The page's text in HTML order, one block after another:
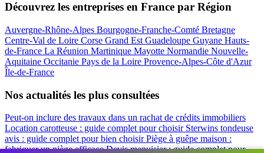
Découvrez les entreprises en France par Région
Auvergne-Rhône-Alpes Bourgogne-Franche-Comté Bretagne
Centre-Val de Loire Corse Grand Est Guadeloupe Guyane Hauts-
de-France La Réunion Martinique Mayotte Normandie Nouvelle-
Aquitaine Occitanie Pays de la Loire Provence-Alpes-Côte d'Azur
Île-de-France
Nos actualités les plus consultées
Peut-on inclure des travaux dans un rachat de crédits immobiliers
Location carotteuse : guide complet pour choisir Sterwins tondeuse
avis : guide complet pour bien choisirPiège à guêpe maison :
fabriquer un piège efficaceDevis menuisier : guide complet pour